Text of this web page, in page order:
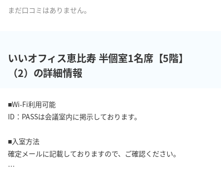
まだ口コミはありません。
いいオフィス恵比寿 半個室1名席【5階】
（2）の詳細情報
■Wi-Fi利用可能
ID：PASSは会議室内に掲示しております。
■入室方法
確定メールに記載しておりますので、ご確認ください。